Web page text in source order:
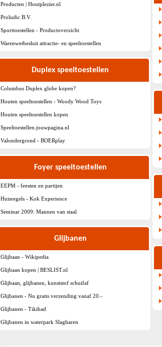
Producten | Houtplezier.nl
Proludic B.V.
Sporttoestellen - Productoverzicht
Warenwetbesluit attractie- en speeltoestellen
Duplex speeltoestellen
Columbus Duplex globe kopen?
Houten speeltoestellen - Woody Wood Toys
Houten speeltoestellen kopen
Speeltoestellen.jouwpagina.nl
Valondergrond - BOERplay
Foyer speeltoestellen
EEPM - feesten en partijen
Huisregels - Kok Experience
Seminar 2009: Mannen van staal
Glijbanen
Glijbaan - Wikipedia
Glijbaan kopen | BESLIST.nl
Glijbaan, glijbanen, kunststof schuifaf
Glijbanen - Nu gratis verzending vanaf 20.-
Glijbanen - Tikibad
Glijbanen in waterpark Slagharen